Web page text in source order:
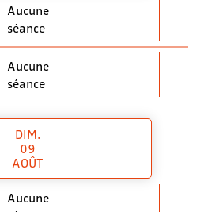
Aucune
séance
Aucune
séance
DIM.
09
AOÛT
Aucune